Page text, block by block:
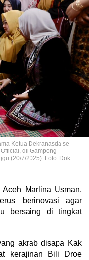
Ketua Dekranasda se-
dii Gampong
(20/7/2025). Foto: Dok.
Marlina Usman,
berinovasi agar
bersaing di tingkat
akrab disapa Kak
kerajinan Bili Droe